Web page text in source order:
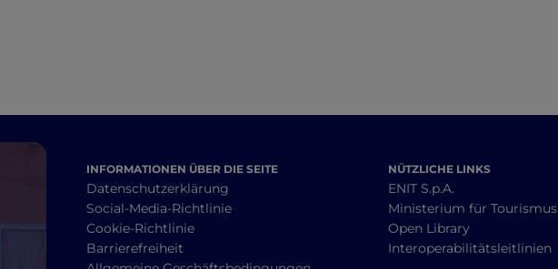
INFORMATIONEN ÜBER DIE SEITE
Datenschutzerklärung
Social-Media-Richtlinie
Cookie-Richtlinie
Barrierefreiheit
NÜTZLICHE LINKS
ENIT S.p.A.
Ministerium für Tourismus
Open Library
Interoperabilitätsleitlinien